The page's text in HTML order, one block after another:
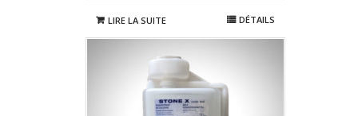
LIRE LA SUITE DÉTAILS